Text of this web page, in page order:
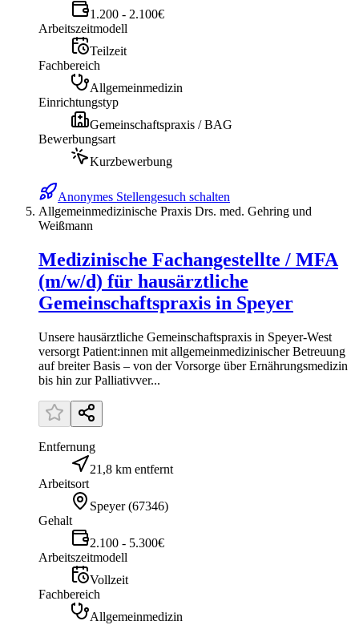
1.200 - 2.100€
Arbeitszeitmodell
Teilzeit
Fachbereich
Allgemeinmedizin
Einrichtungstyp
Gemeinschaftspraxis / BAG
Bewerbungsart
Kurzbewerbung
Anonymes Stellengesuch schalten
Allgemeinmedizinische Praxis Drs. med. Gehring und
Weißmann
Medizinische Fachangestellte / MFA
(m/w/d) für hausärztliche
Gemeinschaftspraxis in Speyer
Unsere hausärztliche Gemeinschaftspraxis in Speyer-West
versorgt Patient:innen mit allgemeinmedizinischer Betreuung
auf breiter Basis – von der Vorsorge über Ernährungsmedizin
bis hin zur Palliativver...
Entfernung
21,8 km entfernt
Arbeitsort
Speyer (67346)
Gehalt
2.100 - 5.300€
Arbeitszeitmodell
Vollzeit
Fachbereich
Allgemeinmedizin